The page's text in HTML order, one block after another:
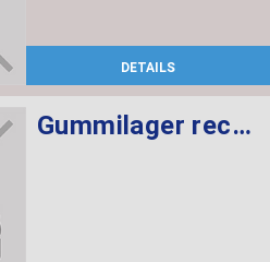
DETAILS
Gummilager rechts